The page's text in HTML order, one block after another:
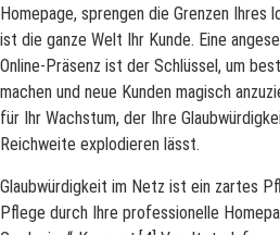
Homepage, sprengen die Grenzen Ihres
ist die ganze Welt Ihr Kunde. Eine
Online-Präsenz ist der Schlüssel, um
machen und neue Kunden magisch
für Ihr Wachstum, der Ihre
Reichweite explodieren lässt.
Glaubwürdigkeit im Netz ist ein zartes
Pflege durch Ihre professionelle